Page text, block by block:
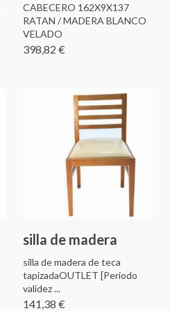
CABECERO 162X9X137
RATAN / MADERA BLANCO
VELADO
398,82 €
silla de madera
silla de madera de teca
tapizadaOUTLET [Periodo
validez ...
141,38 €